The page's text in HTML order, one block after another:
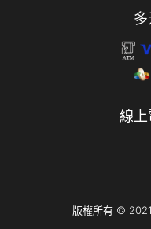
線上
版權所有 ©